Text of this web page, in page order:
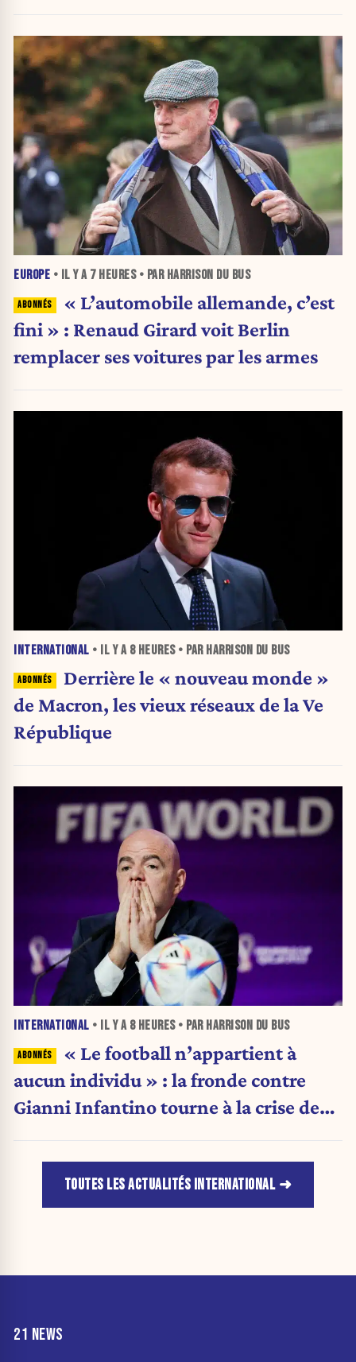
EUROPE • IL Y A 7 HEURES• PAR HARRISON DU BUS
« L’automobile allemande, c’est
fini » : Renaud Girard voit Berlin
remplacer ses voitures par les armes
INTERNATIONAL • IL Y A 8 HEURES• PAR HARRISON DU BUS
Derrière le « nouveau monde »
de Macron, les vieux réseaux de la Ve
République
INTERNATIONAL • IL Y A 8 HEURES• PAR HARRISON DU BUS
« Le football n’appartient à
aucun individu » : la fronde contre
Gianni Infantino tourne à la crise de
TOUTES LES ACTUALITÉS INTERNATIONAL
21 NEWS